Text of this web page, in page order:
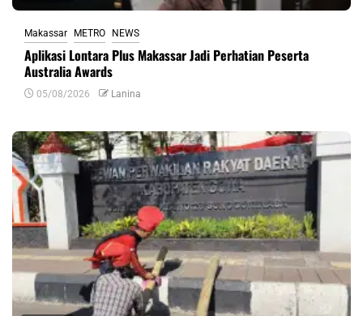
Makassar METRO NEWS
Aplikasi Lontara Plus Makassar Jadi Perhatian Peserta
Australia Awards
05/08/2026 Lanina